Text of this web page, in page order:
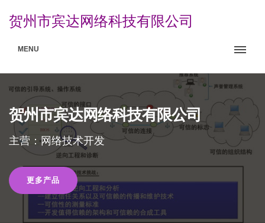
贺州市宾达网络科技有限公司
MENU
贺州市宾达网络科技有限公司
主营：网络技术开发
更多产品